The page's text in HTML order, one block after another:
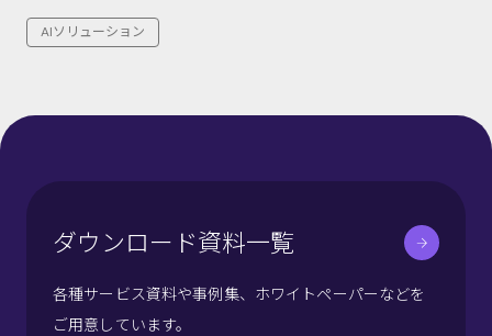
AIソリューション
ダウンロード資料一覧
各種サービス資料や事例集、ホワイトペーパーなどを
ご用意しています。